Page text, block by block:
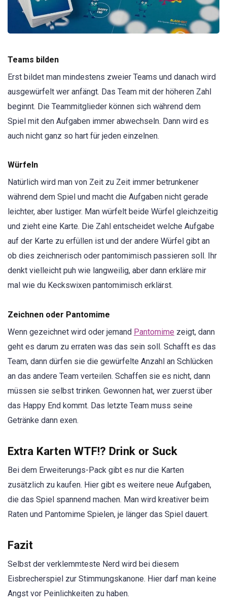
Teams bilden
Erst bildet man mindestens zweier Teams und danach wird
ausgewürfelt wer anfängt. Das Team mit der höheren Zahl
beginnt. Die Teammitglieder können sich während dem
Spiel mit den Aufgaben immer abwechseln. Dann wird es
auch nicht ganz so hart für jeden einzelnen.
Würfeln
Natürlich wird man von Zeit zu Zeit immer betrunkener
während dem Spiel und macht die Aufgaben nicht gerade
leichter, aber lustiger. Man würfelt beide Würfel gleichzeitig
und zieht eine Karte. Die Zahl entscheidet welche Aufgabe
auf der Karte zu erfüllen ist und der andere Würfel gibt an
ob dies zeichnerisch oder pantomimisch passieren soll. Ihr
denkt vielleicht puh wie langweilig, aber dann erkläre mir
mal wie du Keckswixen pantomimisch erklärst.
Zeichnen oder Pantomime
Wenn gezeichnet wird oder jemand Pantomime zeigt, dann
geht es darum zu erraten was das sein soll. Schafft es das
Team, dann dürfen sie die gewürfelte Anzahl an Schlücken
an das andere Team verteilen. Schaffen sie es nicht, dann
müssen sie selbst trinken. Gewonnen hat, wer zuerst über
das Happy End kommt. Das letzte Team muss seine
Getränke dann exen.
Extra Karten WTF!? Drink or Suck
Bei dem Erweiterungs-Pack gibt es nur die Karten
zusätzlich zu kaufen. Hier gibt es weitere neue Aufgaben,
die das Spiel spannend machen. Man wird kreativer beim
Raten und Pantomime Spielen, je länger das Spiel dauert.
Fazit
Selbst der verklemmteste Nerd wird bei diesem
Eisbrecherspiel zur Stimmungskanone. Hier darf man keine
Angst vor Peinlichkeiten zu haben.